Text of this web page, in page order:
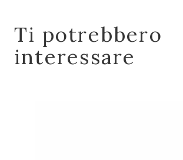
Ti potrebbero
interessare